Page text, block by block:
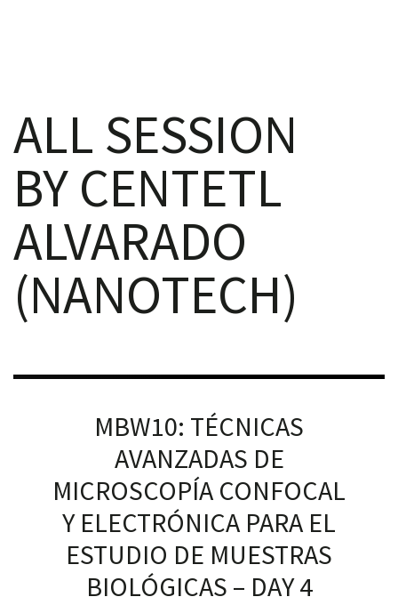
ALL SESSION
BY CENTETL
ALVARADO
(NANOTECH)
MBW10: TÉCNICAS
AVANZADAS DE
MICROSCOPÍA CONFOCAL
Y ELECTRÓNICA PARA EL
ESTUDIO DE MUESTRAS
BIOLÓGICAS – DAY 4